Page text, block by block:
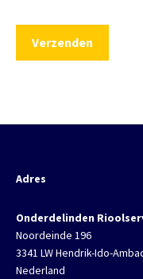
Adres
Onderdelinden
Noordeinde 196
3341 LW Hendrik-Ido-
Nederland